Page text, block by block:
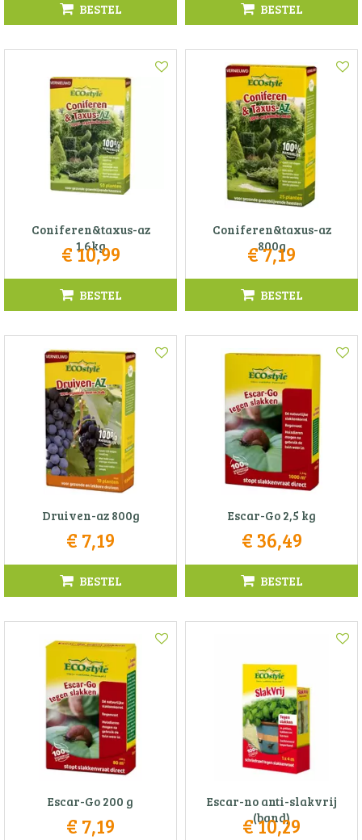
BESTEL BESTEL
Coniferen&taxus-az
1.6kg
€10,99
BESTEL
Coniferen&taxus-az
800g
€7,19
BESTEL
Druiven-az 800g
€ 7,19
BESTEL
Escar-Go 2,5 kg
€36,49
BESTEL
Escar-Go 200 g
€ 7,19
Escar-no anti-slakvrij
(band)
€10,29